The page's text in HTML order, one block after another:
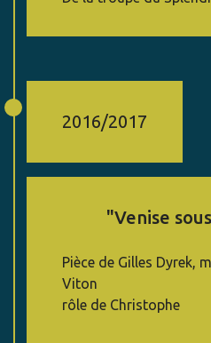
2016/2017
"Venise
Pièce de Gilles Dyrek,
Viton
rôle de Christophe